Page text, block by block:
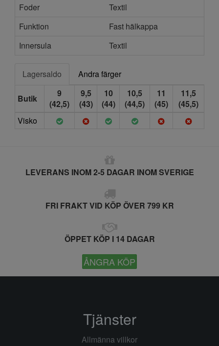
Foder
Textil
Funktion
Fast hälkappa
Innersula
Textil
Lagersaldo Andra färger
Butik
9
(42,5)
9,5
(43)
10
(44)
10,5
(44,5)
11
(45)
11,5
(45,5)
Visko
LEVERANS INOM 2-5 DAGAR INOM SVERIGE
FRI FRAKT VID KÖP ÖVER 799 KR
ÖPPET KÖP I 14 DAGAR
ÅNGRA KÖP
Tjänster
Allmänna villkor